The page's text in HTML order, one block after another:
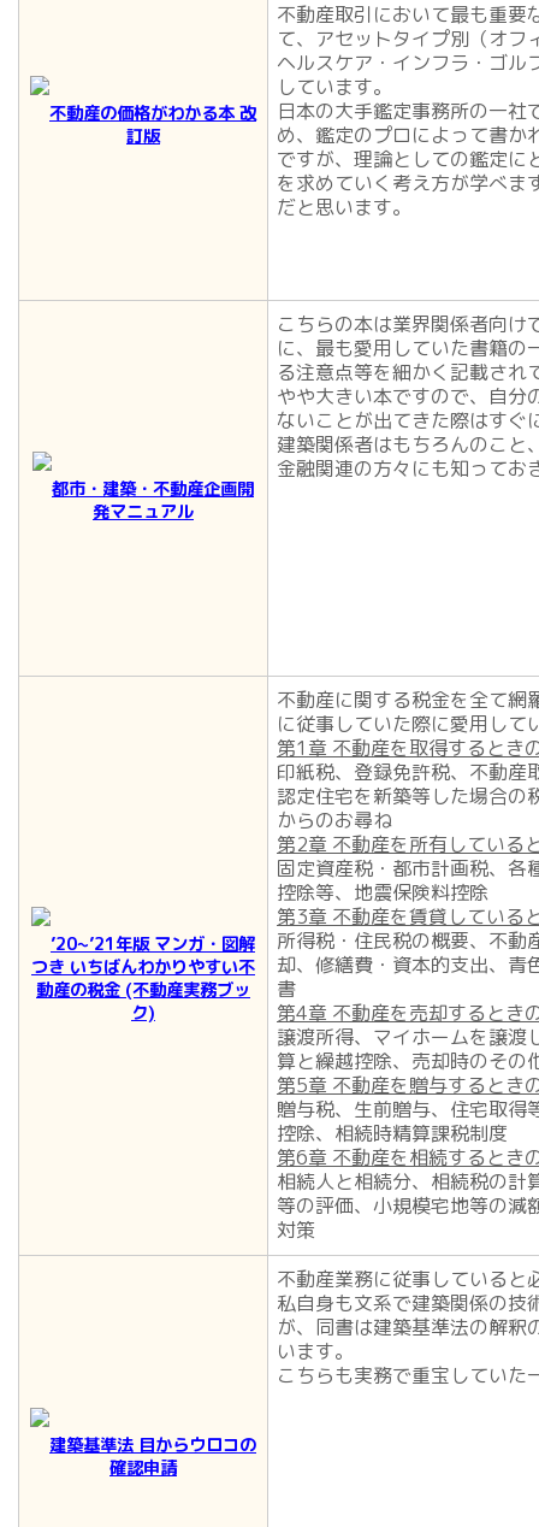
不動産の価格がわかる本 改
訂版
不動産取引において最も重要
て、アセットタイプ別（オフ
ヘルスケア・インフラ・ゴル
しています。
日本の大手鑑定事務所の一社
め、鑑定のプロによって書か
ですが、理論としての鑑定に
を求めていく考え方が学べま
だと思います。
都市・建築・不動産企画開
発マニュアル
こちらの本は業界関係者向け
に、最も愛用していた書籍の
る注意点等を細かく記載され
やや大きい本ですので、自分
ないことが出てきた際はすぐ
建築関係者はもちろんのこと
金融関連の方々にも知ってお
’20~’21年版 マンガ・図解
つき いちばんわかりやすい不
動産の税金 (不動産実務ブッ
ク)
不動産に関する税金を全て網
に従事していた際に愛用して
第1章 不動産を取得するとき
印紙税、登録免許税、不動産
認定住宅を新築等した場合の
からのお尋ね
第2章 不動産を所有している
固定資産税・都市計画税、各
控除等、地震保険料控除
第3章 不動産を賃貸している
所得税・住民税の概要、不動
却、修繕費・資本的支出、青
書
第4章 不動産を売却するとき
譲渡所得、マイホームを譲渡
算と繰越控除、売却時のその
第5章 不動産を贈与するとき
贈与税、生前贈与、住宅取得
控除、相続時精算課税制度
第6章 不動産を相続するとき
相続人と相続分、相続税の計
等の評価、小規模宅地等の減
対策
建築基準法 目からウロコの
確認申請
不動産業務に従事していると
私自身も文系で建築関係の技
が、同書は建築基準法の解釈
います。
こちらも実務で重宝していた